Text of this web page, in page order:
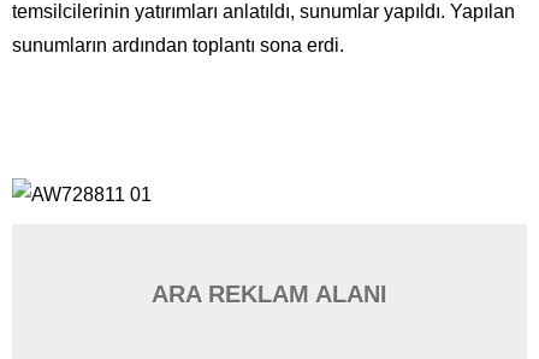
temsilcilerinin yatırımları anlatıldı, sunumlar yapıldı. Yapılan
sunumların ardından toplantı sona erdi.
ARA REKLAM ALANI